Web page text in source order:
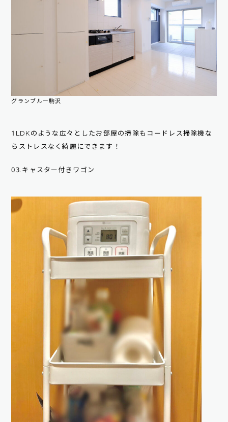
グランブルー駒沢
1LDKのような広々としたお部屋の掃除もコードレス掃除機な
らストレスなく綺麗にできます！
03.キャスター付きワゴン